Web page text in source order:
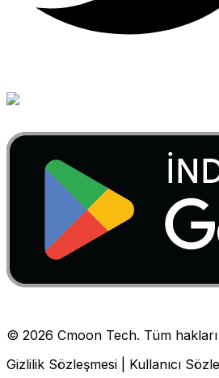
© 2026 Cmoon Tech. Tüm hakları
Gizlilik Sözleşmesi
Kullanıcı